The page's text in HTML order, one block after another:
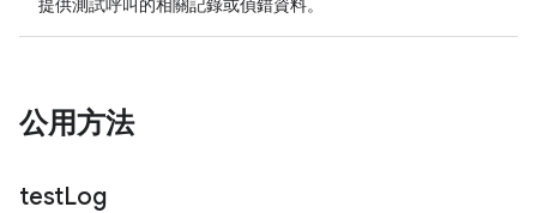
提供測試呼叫的相關記錄或偵錯資料。
公用方法
testLog